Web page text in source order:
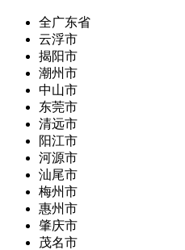
全广东省
云浮市
揭阳市
潮州市
中山市
东莞市
清远市
阳江市
河源市
汕尾市
梅州市
惠州市
肇庆市
茂名市